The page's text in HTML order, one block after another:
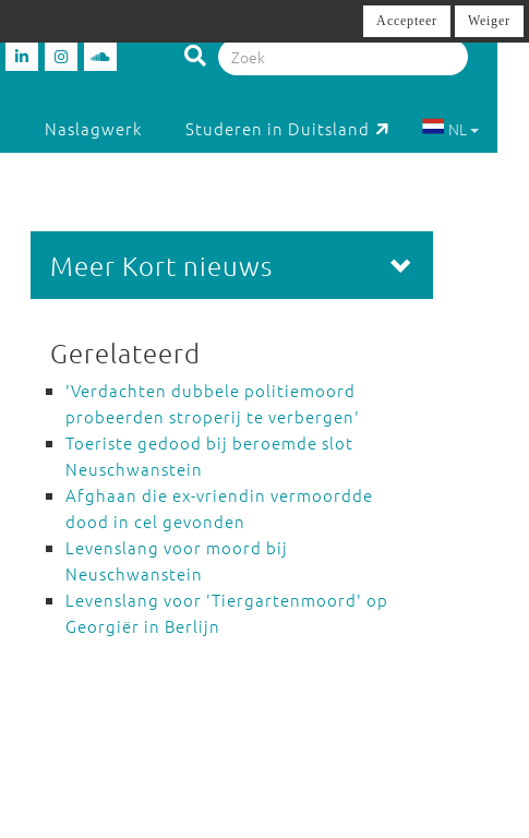
Naslagwerk Studeren in Duitsland NL
Meer Kort nieuws
Gerelateerd
'Verdachten dubbele politiemoord
probeerden stroperij te verbergen'
Toeriste gedood bij beroemde slot
Neuschwanstein
Afghaan die ex-vriendin vermoordde
dood in cel gevonden
Levenslang voor moord bij
Neuschwanstein
Levenslang voor 'Tiergartenmoord' op
Georgiër in Berlijn
Accepteer Weiger